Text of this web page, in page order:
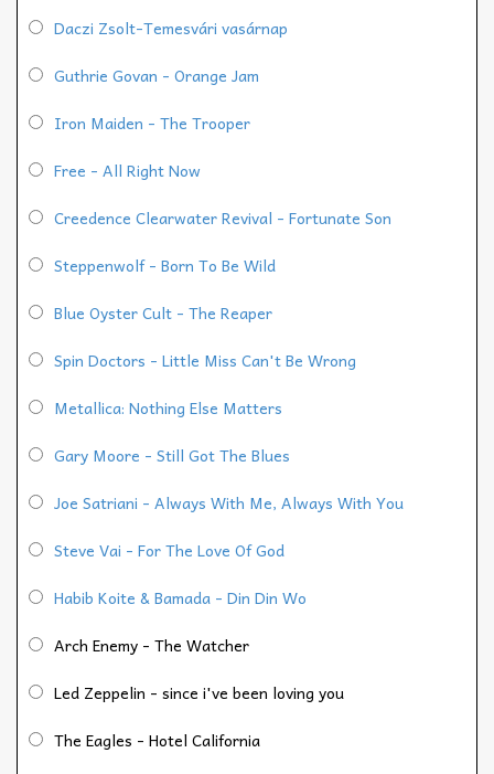
Daczi Zsolt-Temesvári vasárnap
Guthrie Govan - Orange Jam
Iron Maiden - The Trooper
Free - All Right Now
Creedence Clearwater Revival - Fortunate Son
Steppenwolf - Born To Be Wild
Blue Oyster Cult - The Reaper
Spin Doctors - Little Miss Can't Be Wrong
Metallica: Nothing Else Matters
Gary Moore - Still Got The Blues
Joe Satriani - Always With Me, Always With You
Steve Vai - For The Love Of God
Habib Koite & Bamada - Din Din Wo
Arch Enemy - The Watcher
Led Zeppelin - since i've been loving you
The Eagles - Hotel California